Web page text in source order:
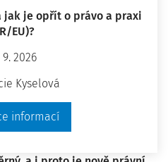
jak je opřít o právo a praxi
EU)?
9. 2026
Kyselová
informací
7-8/2025
vyskytovala v pozdějším
už v tom ranějším. Oproti
je zdravotní stav obyvatel